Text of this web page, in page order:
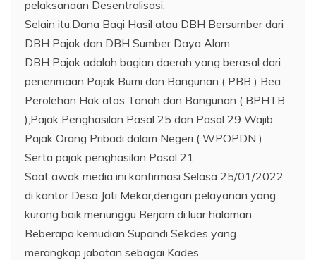
pelaksanaan Desentralisasi.
Selain itu,Dana Bagi Hasil atau DBH Bersumber dari
DBH Pajak dan DBH Sumber Daya Alam.
DBH Pajak adalah bagian daerah yang berasal dari
penerimaan Pajak Bumi dan Bangunan ( PBB ) Bea
Perolehan Hak atas Tanah dan Bangunan ( BPHTB
),Pajak Penghasilan Pasal 25 dan Pasal 29 Wajib
Pajak Orang Pribadi dalam Negeri ( WPOPDN )
Serta pajak penghasilan Pasal 21.
Saat awak media ini konfirmasi Selasa 25/01/2022
di kantor Desa Jati Mekar,dengan pelayanan yang
kurang baik,menunggu Berjam di luar halaman.
Beberapa kemudian Supandi Sekdes yang
merangkap jabatan sebagai Kades